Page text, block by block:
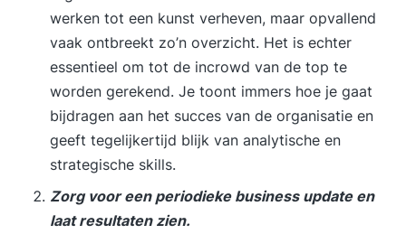
werken tot een kunst verheven, maar opvallend
vaak ontbreekt zo’n overzicht. Het is echter
essentieel om tot de incrowd van de top te
worden gerekend. Je toont immers hoe je gaat
bijdragen aan het succes van de organisatie en
geeft tegelijkertijd blijk van analytische en
strategische skills.
Zorg voor een periodieke business update en
laat resultaten zien.